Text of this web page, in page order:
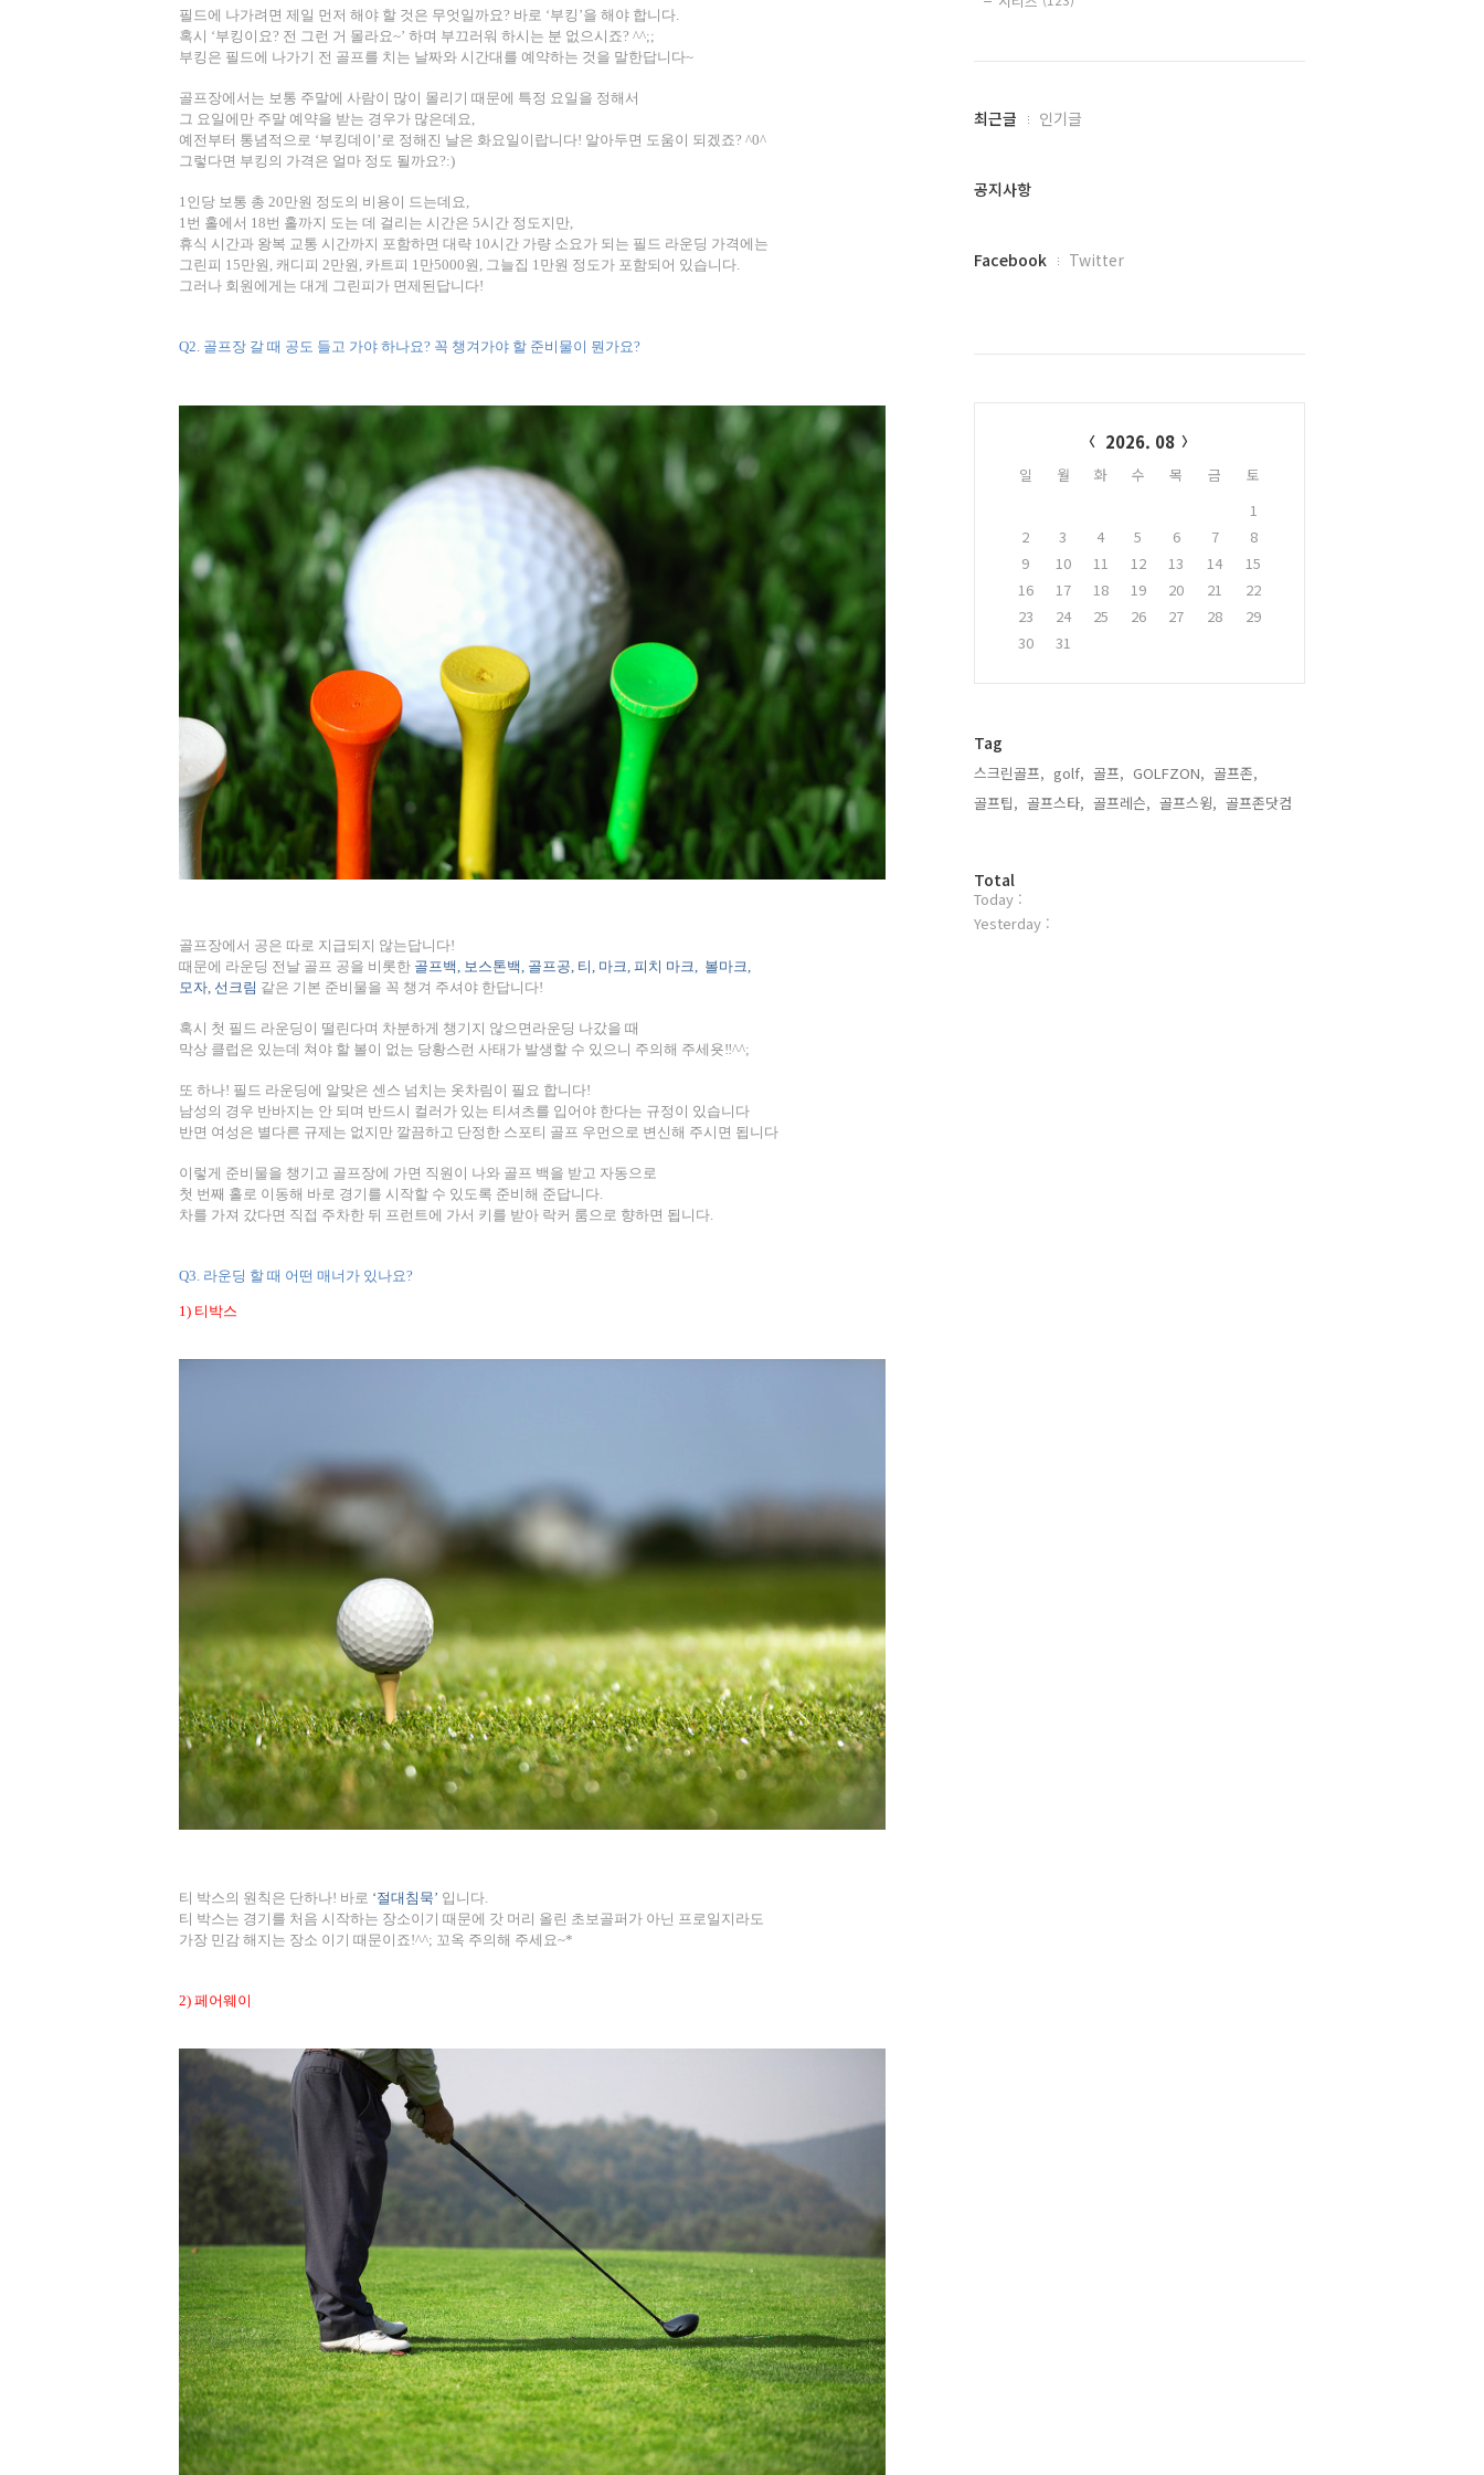
필드에 나가려면 제일 먼저 해야 할 것은 무엇일까요? 바로 ‘부킹’을 해야 합니다
혹시 ‘부킹이요? 전 그런 거 몰라요~’ 하며 부끄러워 하시는 분 없으시죠? ^^;;
부킹은 필드에 나가기 전 골프를 치는 날짜와 시간대를 예약하는 것을 말한답니다~
골프장에서는 보통 주말에 사람이 많이 몰리기 때문에 특정 요일을 정해서
그 요일에만 주말 예약을 받는 경우가 많은데요
예전부터 통념적으로 ‘부킹데이’로 정해진 날은 화요일이랍니다! 알아두면 도움이 되겠죠? ^0^
그렇다면 부킹의 가격은 얼마 정도 될까요?:)
1 인당 보통 총 20만원 정도의 비용이 드는데요
1 번 홀에서 18번 홀까지 도는 데 걸리는 시간은 5시간 정도지만
휴식 시간과 왕복 교통 시간까지 포함하면 대략 10시간 가량 소요가 되는 필드 라운딩 가격에는
그린피 15만원 캐디피 2만원 카트피 1 만5000원 그늘집 1 만원 정도가 포함되어 있습니다
그러나 회원에게는 대게 그린피가 면제된답니다!
Q2. 골프장 갈 때 공도 들고 가야 하나요? 꼭 챙겨가야 할 준비물이 뭔가요?
골프장에서 공은 따로 지급되지 않는답니다!
때문에 라운딩 전날 골프 공을 비롯한 골프백 보스톤백 골프공 티 마크 피치 마크 볼마크
모자 선크림 같은 기본 준비물을 꼭 챙겨 주셔야 한답니다!
혹시 첫 필드 라운딩이 떨린다며 차분하게 챙기지 않으면라운딩 나갔을 때
막상 클럽은 있는데 쳐야 할 볼이 없는 당황스런 사태가 발생할 수 있으니 주의해 주세욧‼^^;
또 하나! 필드 라운딩에 알맞은 센스 넘치는 옷차림이 필요 합니다!
남성의 경우 반바지는 안 되며 반드시 컬러가 있는 티셔츠를 입어야 한다는 규정이 있습니다
반면 여성은 별다른 규제는 없지만 깔끔하고 단정한 스포티 골프 우먼으로 변신해 주시면 됩니다
이렇게 준비물을 챙기고 골프장에 가면 직원이 나와 골프 백을 받고 자동으로
첫 번째 홀로 이동해 바로 경기를 시작할 수 있도록 준비해 준답니다
차를 가져 갔다면 직접 주차한 뒤 프런트에 가서 키를 받아 락커 룸으로 향하면 됩니다
Q3. 라운딩 할 때 어떤 매너가 있나요?
1) 티박스
티 박스의 원칙은 단하나! 바로 ‘절대침묵’ 입니다.
티 박스는 경기를 처음 시작하는 장소이기 때문에 갓 머리 올린 초보골퍼가 아닌 프로일지라도
가장 민감 해지는 장소 이기 때문이죠!^^; 꼬옥 주의해 주세요~*
2) 페어웨이
최
과
글
최근글 인기글
공지사항
페
Facebook Twitter
2026. 08
일 월 화 수 목 금
토
1
2
3 4 5 6 7
8
9
10 11 12 13 14
15
16
17 18 19 20 21
22
23
24 25 26 27 28
29
30
31
Tag
스크린골프, golf, 골프, GOLFZON, 골프존,
골프팁, 골프스타, 골프레슨, 골프스윙, 골프존닷컴,
방
문
자
Total
Today :
Yesterday :